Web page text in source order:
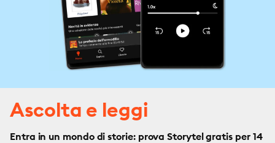
Ascolta e leggi
Entra in un mondo di storie: prova Storytel gratis per 14